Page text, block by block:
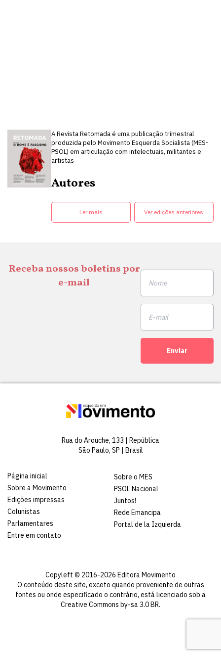
A Revista Retomada é uma publicação trimestral
produzida pelo Movimento Esquerda Socialista (MES-
PSOL) em articulação com intelectuais, militantes e
artistas
Autores
Ler mais Ver edições anteriores
Receba nossos boletins por
e-mail
Enviar
Rua do Arouche, 133 | República
São Paulo, SP | Brasil
Página inicial
Sobre a Movimento
Edições impressas
Colunistas
Parlamentares
Entre em contato
Sobre o MES
PSOL Nacional
Juntos!
Rede Emancipa
Portal de la Izquierda
Copyleft © 2016-2026 Editora Movimento
O conteúdo deste site, exceto quando proveniente de outras
fontes ou onde especificado o contrário, está licenciado sob a
Creative Commons by-sa 3.0 BR.